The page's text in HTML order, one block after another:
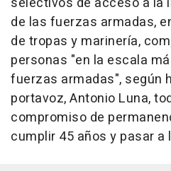
de las fuerzas armadas,
de tropas y marinería,
personas "en la escala
fuerzas armadas", según
portavoz, Antonio Luna,
compromiso de
cumplir 45 años y pasar a